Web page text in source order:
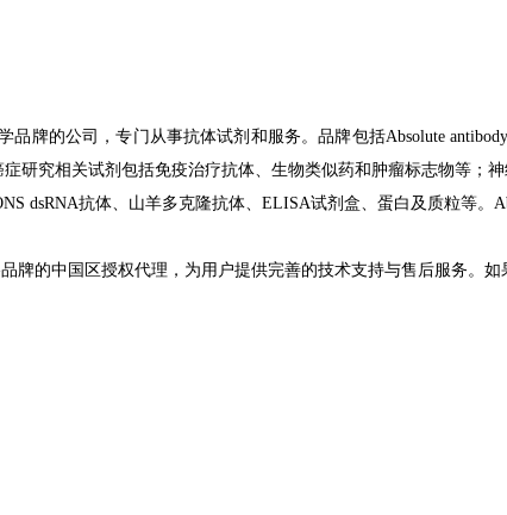
品牌的公司，专门从事抗体试剂和服务。品牌包括Absolute antibody
研究相关试剂包括免疫治疗抗体、生物类似药和肿瘤标志物等；
dsRNA抗体、山羊多克隆抗体、 ELISA试剂盒、蛋白及质粒等。
牌的中国区授权代理，为用户提供完善的技术支持与售后服务。